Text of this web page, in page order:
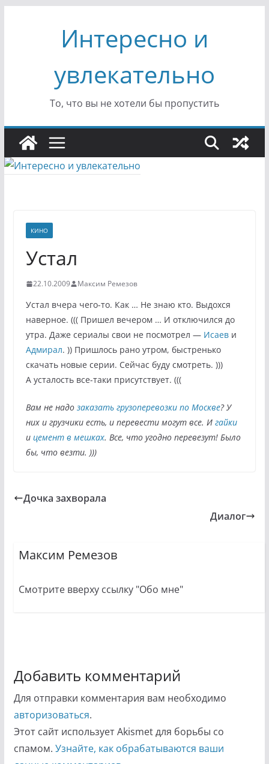
содержимомуИнтересно и
увлекательно
То, что вы не хотели бы пропустить
КИНО
Устал
22.10.2009 Максим Ремезов
Устал вчера чего-то. Как … Не знаю кто. Выдохся
наверное. ((( Пришел вечером … И отключился до
утра. Даже сериалы свои не посмотрел — Исаеви
Адмирал. )) Пришлось рано утром, быстренько
скачать новые серии. Сейчас буду смотреть. )))
А усталость все-таки присутствует. (((
Вам не надо заказать грузоперевозки по Москве? У
них и грузчики есть, и перевести могут все. И гайки
и цемент в мешках. Все, что угодно перевезут! Было
бы, что везти. )))
Дочка захворала
Диалог
Максим Ремезов
Смотрите вверху ссылку "Обо мне"
Добавить комментарий
Для отправки комментария вам необходимо
авторизоваться.
Этот сайт использует Akismet для борьбы со
спамом. Узнайте, как обрабатываются ваши